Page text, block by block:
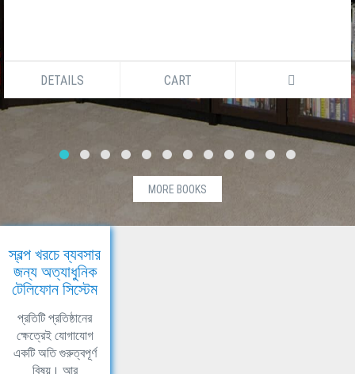
DETAILS CART
MORE BOOKS
স্বল্প খরচে ব্যবসার
জন্য অত্যাধুনিক
টেলিফোন সিস্টেম
প্রতিটি প্রতিষ্ঠানের
ক্ষেত্রেই যোগাযোগ
একটি অতি গুরুত্বপূর্ণ
বিষয়। আর